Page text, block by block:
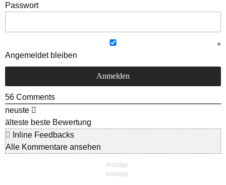
Passwort
Angemeldet bleiben
56 Comments
neuste
älteste beste Bewertung
Inline Feedbacks
Alle Kommentare ansehen